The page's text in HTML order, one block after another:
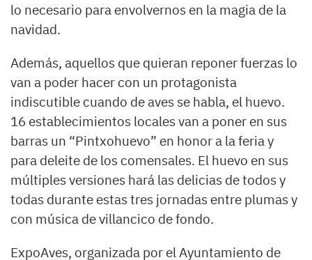
lo necesario para envolvernos en la magia de la
navidad.
Además, aquellos que quieran reponer fuerzas lo
van a poder hacer con un protagonista
indiscutible cuando de aves se habla, el huevo.
16 establecimientos locales van a poner en sus
barras un “Pintxohuevo” en honor a la feria y
para deleite de los comensales. El huevo en sus
múltiples versiones hará las delicias de todos y
todas durante estas tres jornadas entre plumas y
con música de villancico de fondo.
ExpoAves, organizada por el Ayuntamiento de